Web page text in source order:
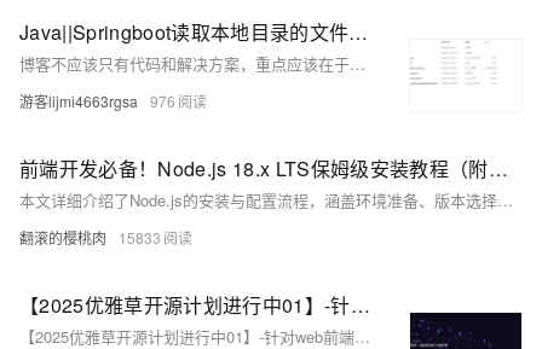
Java||Springboot读取本地目录的文件和文件结构，读取服务器文档目录数据供前端渲染的API实现
博客不应该只有代码和解决方案，重点应该在于给出解决方案的同时分享思维模式，只有思维才能可持续地解决问题，只有思维才是真正值得学习和分享的核心要素。如果这篇博客能给您带来一点帮助，麻烦您点个赞支持一下，还可以收藏起来以备不时之需，有疑问和错误欢迎在评论区指出~
游客lijmi4663rgsa 976
前端开发必备！Node.js 18.x LTS保姆级安装教程（附国内镜像源配置）
本文详细介绍了Node.js的安装与配置流程，涵盖环境准备、版本选择（推荐LTS版v18.x）、安装步骤（路径设置、组件选择）、环境验证（命令测试、镜像加速）及常见问题解决方法。同时推荐开发工具链，如VS Code、Yarn等，并提供常用全局包安装指南，帮助开发者快速搭建高效稳定的JavaScript开发环境。内容基于官方正版软件，确保合规性与安全性。
翻滚的樱桃肉 15833
【2025优雅草开源计划进行中01】-针对web前端开发初学者使用-优雅草科技官网-纯静态页面html+css+JavaScript可直接下载使用-开源-首页为优雅草吴银满工程师原创-优雅草卓伊凡发布
【2025优雅草开源计划进行中01】-针对web前端开发初学者使用-优雅草科技官网-纯静态页面html+css+JavaScript可直接下载使用-开源-首页为优雅草吴银满工程师原创-优雅草卓伊凡发布